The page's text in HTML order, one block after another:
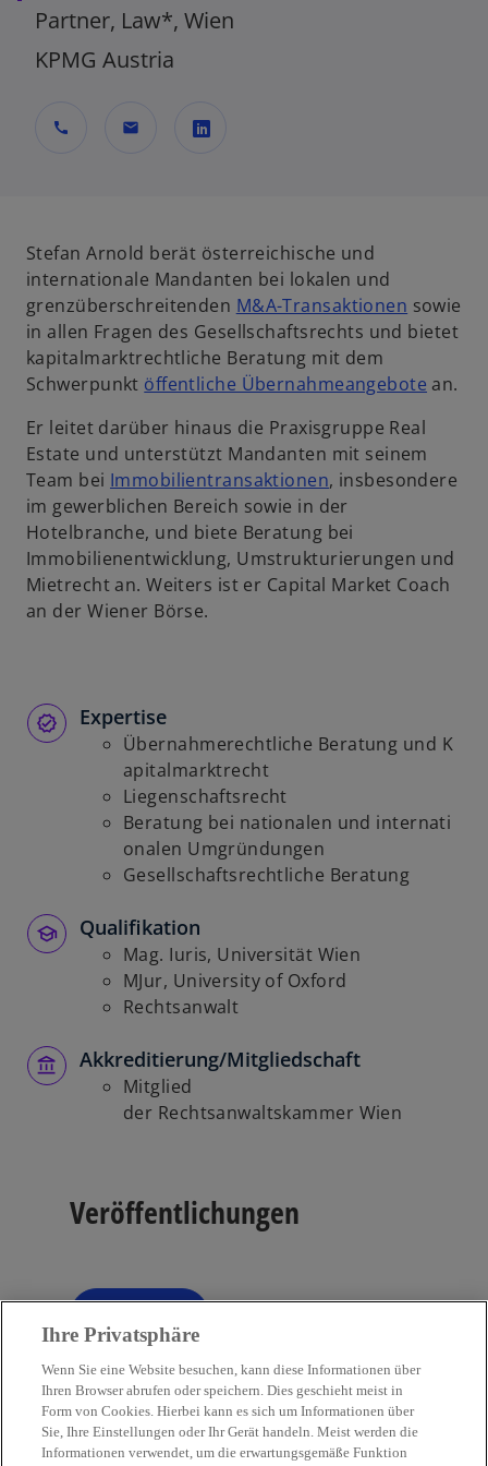
Partner, Law*, Wien
KPMG Austria
call mail
d
i
n
e
i
n
r
n
e
u
e
n
R
e
e
r
k
a
r
t
g
e
ö
f
n
e
t
Stefan Arnold berät österreichische und
internationale Mandanten bei lokalen und
grenzüberschreitenden M&A-Transaktionen sowie
in allen Fragen des Gesellschaftsrechts und bietet
kapitalmarktrechtliche Beratung mit dem
Schwerpunkt öffentliche Übernahmeangebote an.
Er leitet darüber hinaus die Praxisgruppe Real
Estate und unterstützt Mandanten mit seinem
Team bei Immobilientransaktionen, insbesondere
im gewerblichen Bereich sowie in der
Hotelbranche, und biete Beratung bei
Immobilienentwicklung, Umstrukturierungen und
Mietrecht an. Weiters ist er Capital Market Coach
an der Wiener Börse.
Expertise
Übernahmerechtliche Beratung und K
apitalmarktrecht
Liegenschaftsrecht
Beratung bei nationalen und internati
onalen Umgründungen
Gesellschaftsrechtliche Beratung
Qualifikation
Mag. Iuris, Universität Wien
MJur, University of Oxford
Rechtsanwalt
Akkreditierung/Mitgliedschaft
Mitglied
der Rechtsanwaltskammer Wien
Veröffentlichungen
Kontakt
Ihre Privatsphäre
Wenn Sie eine Website besuchen, kann diese Informationen über
Ihren Browser abrufen oder speichern. Dies geschieht meist in
Form von Cookies. Hierbei kann es sich um Informationen über
Sie, Ihre Einstellungen oder Ihr Gerät handeln. Meist werden die
Informationen verwendet, um die erwartungsgemäße Funktion